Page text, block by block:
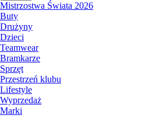
Mistrzostwa Świata 2026
Buty
Drużyny
Dzieci
Teamwear
Bramkarze
Sprzęt
Przestrzeń klubu
Lifestyle
Wyprzedaż
Marki